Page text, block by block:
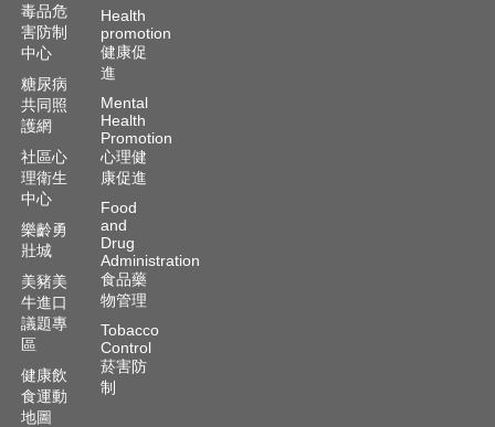
毒品危
害防制
中心
糖尿病
共同照
護網
社區心
理衛生
中心
樂齡勇
壯城
美豬美
牛進口
議題專
區
健康飲
食運動
地圖
Health
promotion
健康促
進
Mental
Health
Promotion
心理健
康促進
Food
and
Drug
Administration
食品藥
物管理
Tobacco
Control
菸害防
制